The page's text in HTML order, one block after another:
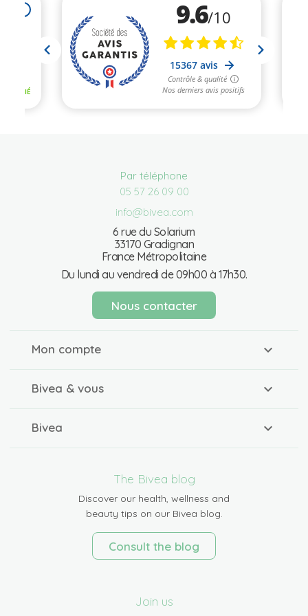
Par téléphone
05 57 26 09 00
info@bivea.com
6 rue du Solarium
33170 Gradignan
France Métropolitaine
Du lundi au vendredi de 09h00 à 17h30.
Nous contacter
Mon compte
Bivea & vous
Bivea
The Bivea blog
Discover our health, wellness and
beauty tips on our Bivea blog.
Consult the blog
Join us